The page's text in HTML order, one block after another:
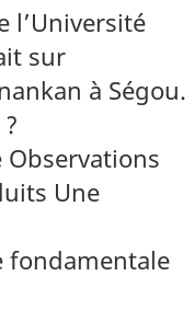
l’Université
sur
à Ségou.
Une
fondamentale